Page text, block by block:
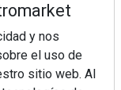
y nos
el uso de
sitio web. Al